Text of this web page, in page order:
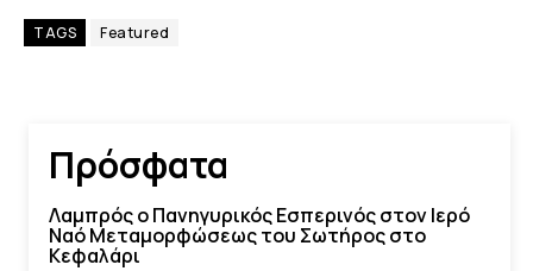
TAGS Featured
Πρόσφατα
Λαμπρός ο Πανηγυρικός Εσπερινός στον Ιερό
Ναό Μεταμορφώσεως του Σωτήρος στο
Κεφαλάρι